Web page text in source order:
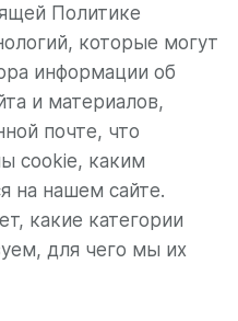
Политике
которые могут
информации об
и материалов,
почте, что
cookie, каким
на нашем сайте.
какие категории
для чего мы их